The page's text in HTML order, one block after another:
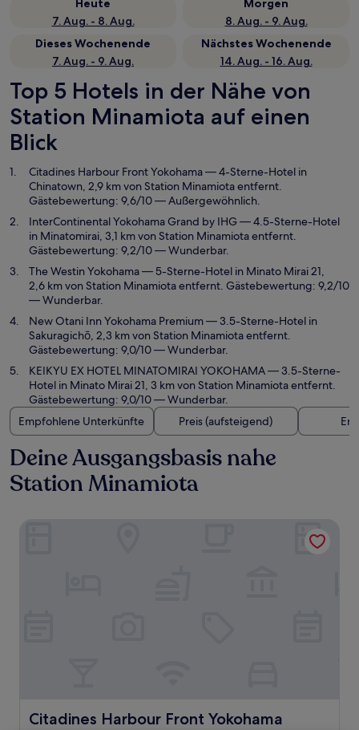
Heute
7. Aug. - 8. Aug.
Morgen
8. Aug. - 9. Aug.
Dieses Wochenende
7. Aug. - 9. Aug.
Nächstes Wochenende
14. Aug. - 16. Aug.
Top 5 Hotels in der Nähe von
Station Minamiota auf einen
Blick
Citadines Harbour Front Yokohama— 4-Sterne-Hotel in
Chinatown, 2,9 km von Station Minamiota entfernt.
Gästebewertung: 9,6/10 — Außergewöhnlich.
InterContinental Yokohama Grand by IHG— 4.5-Sterne-Hotel
in Minatomirai, 3,1 km von Station Minamiota entfernt.
Gästebewertung: 9,2/10 — Wunderbar.
The Westin Yokohama— 5-Sterne-Hotel in Minato Mirai 21,
2,6 km von Station Minamiota entfernt. Gästebewertung: 9,2/10
— Wunderbar.
New Otani Inn Yokohama Premium— 3.5-Sterne-Hotel in
Sakuragichō, 2,3 km von Station Minamiota entfernt.
Gästebewertung: 9,0/10 — Wunderbar.
KEIKYU EX HOTEL MINATOMIRAI YOKOHAMA— 3.5-Sterne-
Hotel in Minato Mirai 21, 3 km von Station Minamiota entfernt.
Gästebewertung: 9,0/10 — Wunderbar.
Empfohlene Unterkünfte
Preis (aufsteigend)
Deine Ausgangsbasis nahe
Station Minamiota
Citadines Harbour Front Yokohama
Citadines Harbour Front Yokohama